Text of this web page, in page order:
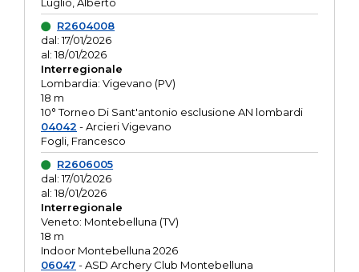
R2604008
dal: 17/01/2026
al: 18/01/2026
Interregionale
Lombardia: Vigevano (PV)
18 m
10° Torneo Di Sant'antonio esclusione AN lombardi
04042 - Arcieri Vigevano
Fogli, Francesco
R2606005
dal: 17/01/2026
al: 18/01/2026
Interregionale
Veneto: Montebelluna (TV)
18 m
Indoor Montebelluna 2026
06047 - ASD Archery Club Montebelluna